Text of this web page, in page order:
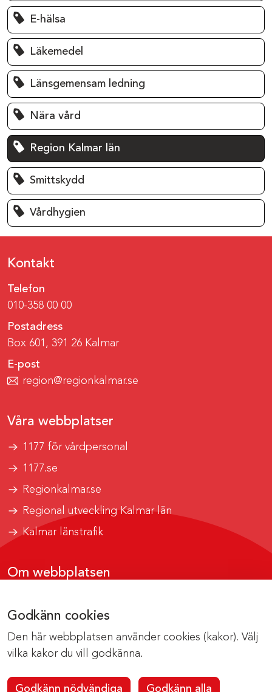
Godkänn cookies
Den här webbplatsen använder cookies (kakor). Välj
vilka kakor du vill godkänna.
Godkänn nödvändiga Godkänn alla
E-hälsa
Läkemedel
Länsgemensam ledning
Nära vård
Region Kalmar län
Smittskydd
Vårdhygien
Kontakt
Telefon
010-358 00 00
Postadress
Box 601, 391 26 Kalmar
E-post
region@regionkalmar.se
Våra webbplatser
1177 för vårdpersonal
1177.se
Regionkalmar.se
Regional utveckling Kalmar län
Kalmar länstrafik
Om webbplatsen
Om cookies
Kontakta webbredaktionen